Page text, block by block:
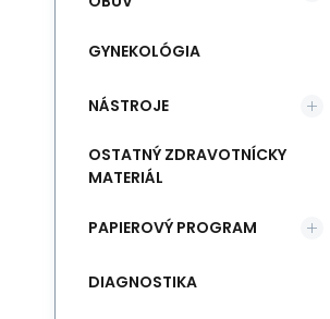
GYNEKOLÓGIA
NÁSTROJE
OSTATNÝ ZDRAVOTNÍCKY
MATERIÁL
PAPIEROVÝ PROGRAM
DIAGNOSTIKA